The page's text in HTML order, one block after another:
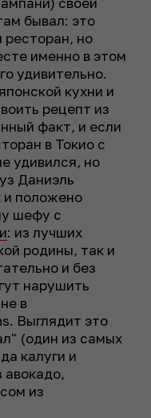
бывал: это
но
именно в этом
удивительно.
кухни и
рецепт из
факт, и если
в Токио с
удивился, но
Даниэль
и положено
шефу с
: из лучших
родины, так и
и без
нарушить
в
Выглядит это
(один из самых
калуги и
авокадо,
из